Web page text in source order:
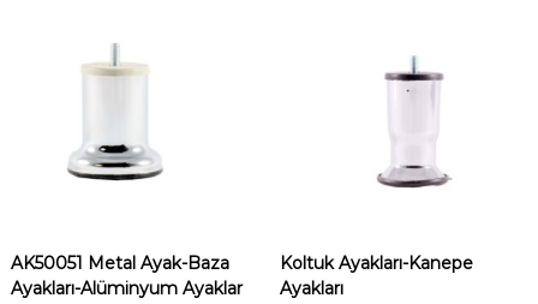
AK50051 Metal Ayak-Baza
Ayakları-Alüminyum Ayaklar
Koltuk Ayakları-Kanepe
Ayakları